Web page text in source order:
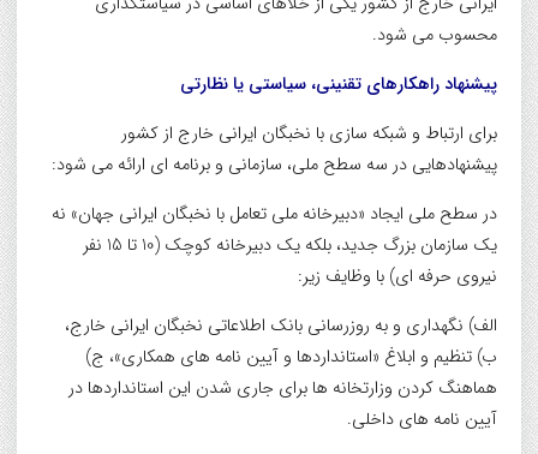
محسوب می شود.
پیشنهاد راهکارهای تقنینی، سیاستی یا نظارتی
برای ارتباط و شبکه سازی با نخبگان ایرانی خارج از کشور
پیشنهادهایی در سه سطح ملی، سازمانی و برنامه ای ارائه می شود:
در سطح ملی ایجاد «دبیرخانه ملی تعامل با نخبگان ایرانی جهان» نه
یک سازمان بزرگ جدید، بلکه یک دبیرخانه کوچک (10 تا 15 نفر
نیروی حرفه ای) با وظایف زیر:
الف) نگهداری و به روزرسانی بانک اطلاعاتی نخبگان ایرانی خارج،
ب) تنظیم و ابلاغ «استانداردها و آیین نامه های همکاری»، ج)
هماهنگ کردن وزارتخانه ها برای جاری شدن این استانداردها در
آیین نامه های داخلی.